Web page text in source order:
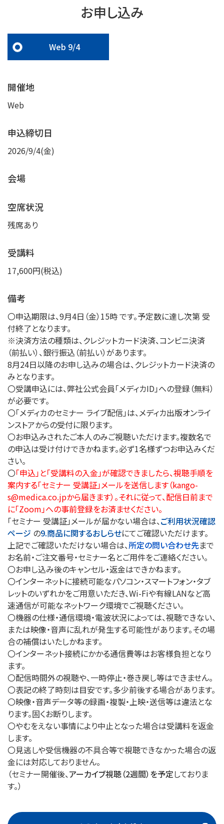
お申し込み
Web 9/4
開催地
Web
申込締切日
2026/9/4(金)
会場
空席状況
残席あり
受講料
17,600円(税込)
備考
〇申込期限は、9月4日（金）15時 です。予定数に達し次第 受
付終了となります。
※決済方法の種類は、クレジットカード決済、コンビニ決済
（前払い）、銀行振込（前払い）があります。
8月24日以降のお申し込みの場合は、クレジットカード決済の
みとなります。
〇受講申込には、弊社公式会員「メディカID」への登録（無料）
が必要です。
〇「メディカのセミナー ライブ配信」は、メディカ出版オンライ
ンストアからの受付に限ります。
〇お申込みされたご本人のみご視聴いただけます。複数名で
の申込は受け付けできかねます。必ず1名様ずつお申込みくだ
さい。
〇「申込」と「受講料の入金」が確認できましたら、視聴手順を
案内する「セミナー 受講証」メールを送信します（kango-
s@medica.co.jpから届きます）。それに従って、配信日前まで
に「Zoom」への事前登録をお済ませください。
「セミナー 受講証」メールが届かない場合は、ご利用状況確認
ページ の9.商品に関するおしらせにてご確認いただけます。
上記でご確認いただけない場合は、所定の問い合わせ先まで
お名前・ご注文番号・セミナー名とご用件をご連絡ください。
〇お申し込み後のキャンセル・返金はできかねます。
〇インターネットに接続可能なパソコン・スマートフォン・タブ
レットのいずれかをご用意いただき、Wi-Fiや有線LANなど高
速通信が可能なネットワーク環境でご視聴ください。
〇機器の仕様・通信環境・電波状況によっては、視聴できない、
または映像・音声に乱れが発生する可能性があります。その場
合の補償はいたしかねます。
〇インターネット接続にかかる通信費等はお客様負担となり
ます。
〇配信時間外の視聴や、一時停止・巻き戻し等はできません。
〇表記の終了時刻は目安です。多少前後する場合があります。
〇映像・音声データ等の録画・複製・上映・送信等は違法とな
ります。固くお断りします。
〇やむをえない事情により中止となった場合は受講料を返金
します。
〇見逃しや受信機器の不具合等で視聴できなかった場合の返
金には対応しておりません。
（セミナー開催後、アーカイブ視聴（2週間）を予定しておりま
す。）